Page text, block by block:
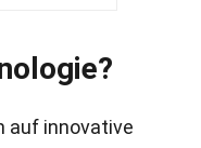
auf innovative